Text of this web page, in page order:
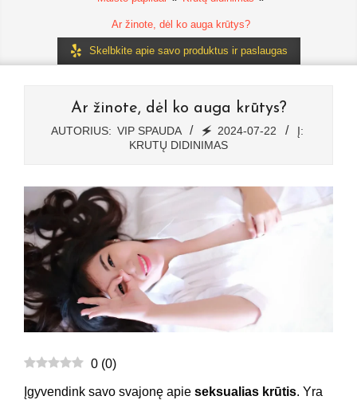
Ar žinote, dėl ko auga krūtys?
Skelbkite apie savo produktus ir paslaugas
Ar žinote, dėl ko auga krūtys?
AUTORIUS: VIP SPAUDA 🗲 2024-07-22
Į:
KRUTŲ DIDINIMAS
0 (0)
Įgyvendink savo svajonę apie seksualias krūtis. Yra